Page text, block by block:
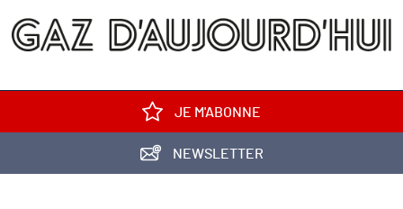
JE M'ABONNE
NEWSLETTER